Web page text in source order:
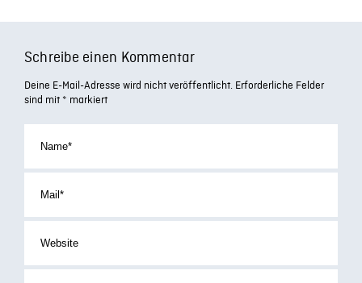
Schreibe einen Kommentar
Deine E-Mail-Adresse wird nicht veröffentlicht. Erforderliche Felder
sind mit * markiert